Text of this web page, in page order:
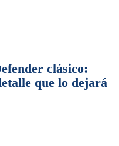
clásico:
que lo dejará